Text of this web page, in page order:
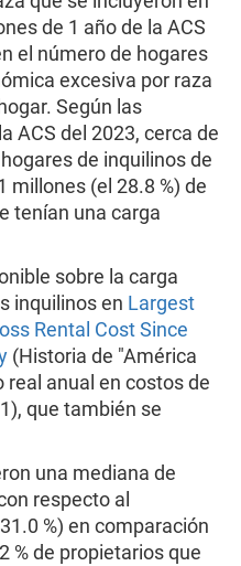
de 1 año de la ACS
el número de hogares
excesiva por raza
Según las
ACS del 2023, cerca de
de inquilinos de
millones (el 28.8 %) de
tenían una carga
sobre la carga
inquilinos en Largest
Rental Cost Since
(Historia de "América
anual en costos de
que también se
una mediana de
respecto al
%) en comparación
% de propietarios que